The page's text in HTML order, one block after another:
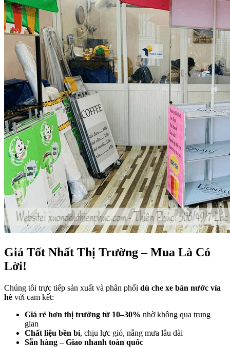
Giá Tốt Nhất Thị Trường – Mua Là Có
Lời!
Chúng tôi trực tiếp sản xuất và phân phối dù che xe bán nước vỉa
hè với cam kết:
Giá rẻ hơn thị trường từ 10–30% nhờ không qua trung
gian
Chất liệu bền bỉ, chịu lực gió, nắng mưa lâu dài
Sẵn hàng – Giao nhanh toàn quốc